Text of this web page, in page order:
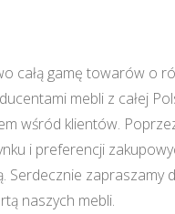
całą gamę towarów o
mebli z całej
wśród klientów.
i preferencji
Serdecznie zapraszamy
naszych mebli.